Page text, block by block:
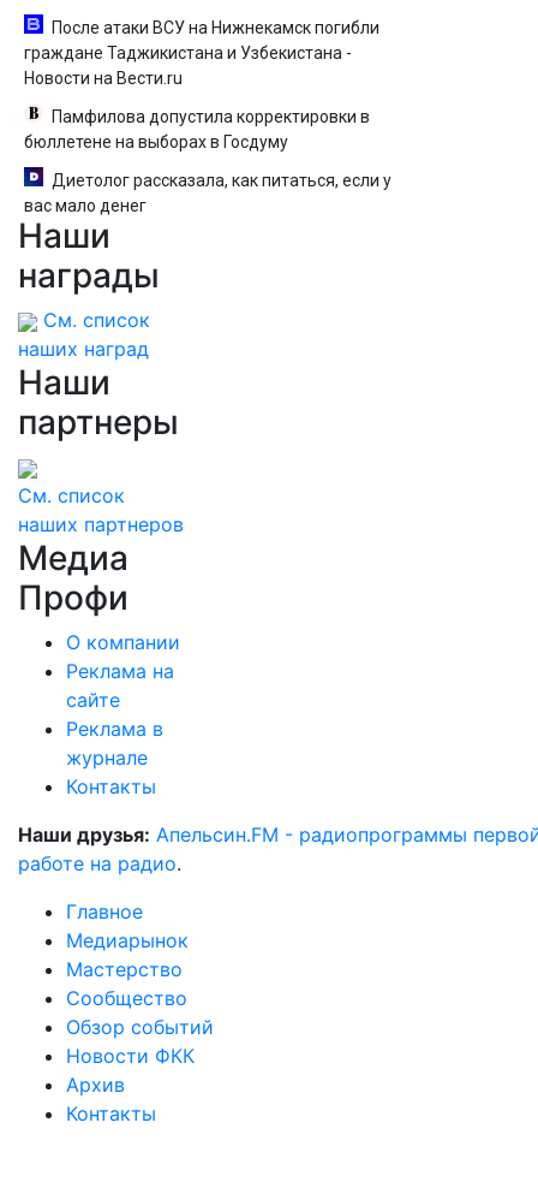
После атаки ВСУ на Нижнекамск погибли
граждане Таджикистана и Узбекистана -
Новости на Вести.ru
Памфилова допустила корректировки в
бюллетене на выборах в Госдуму
Диетолог рассказала, как питаться, если у
вас мало денег
Наши
награды
См. список
наших наград
Наши
партнеры
См. список
наших партнеров
Медиа
Профи
О компании
Реклама на
сайте
Реклама в
журнале
Контакты
Наши друзья: Апельсин.FM - радиопрограммы
работе на радио.
Главное
Медиарынок
Мастерство
Сообщество
Обзор событий
Новости ФКК
Архив
Контакты